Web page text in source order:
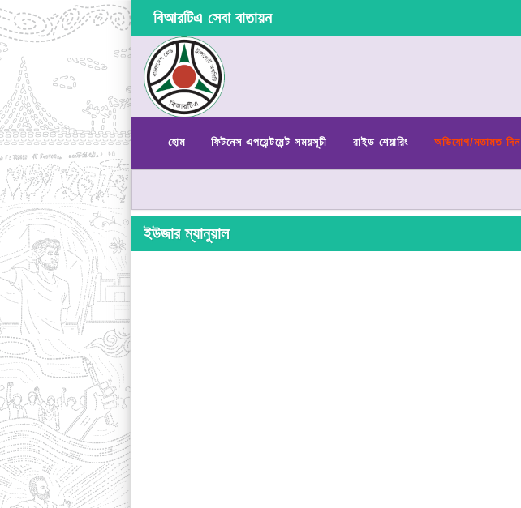
বিআরটিএ সেবা বাতায়ন
হোম ফিটনেস এপয়েন্টমেন্ট সময়সূচী রাইড শেয়ারিং অভিযোগ/মতামত দিন
ইউজার ম্যানুয়াল